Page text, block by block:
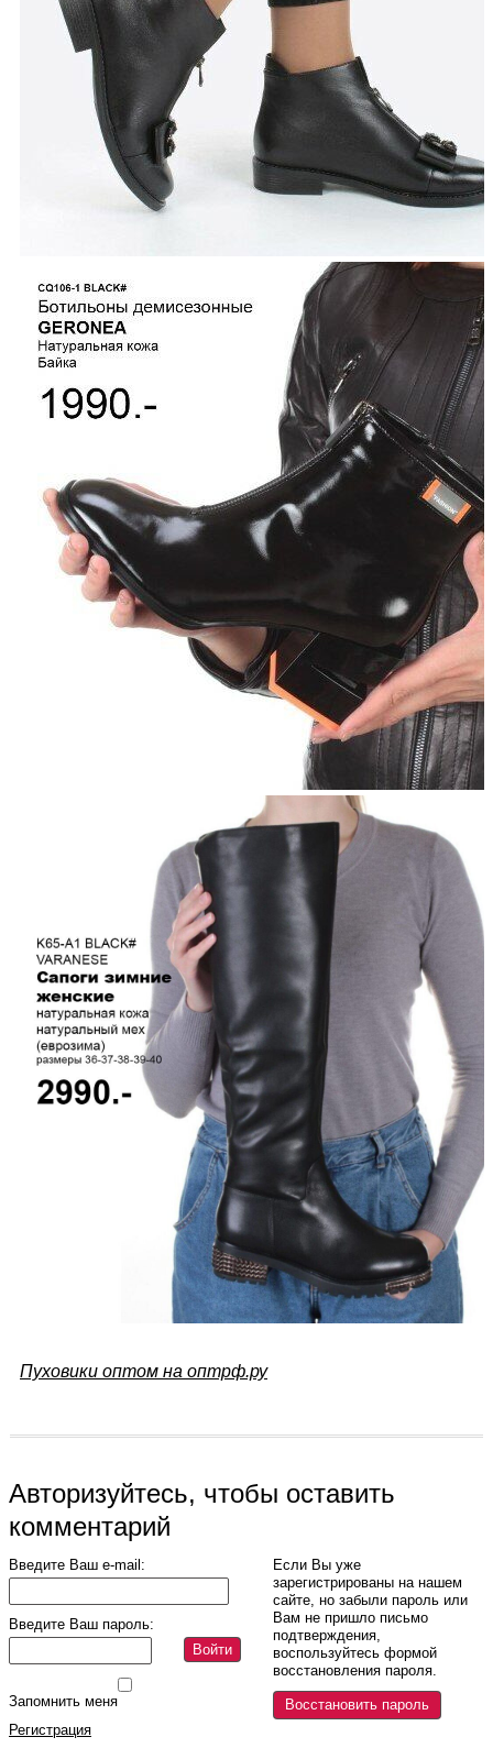
Пуховики оптом на оптрф.ру
Авторизуйтесь, чтобы оставить
комментарий
Введите Ваш e-mail:
Введите Ваш пароль:
Войти
Запомнить меня
Регистрация
Если Вы уже
зарегистрированы на нашем
сайте, но забыли пароль или
Вам не пришло письмо
подтверждения,
воспользуйтесь формой
восстановления пароля.
Восстановить пароль